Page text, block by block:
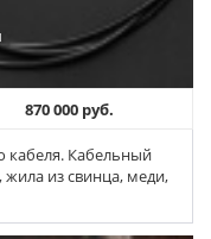
870 000 руб.
Кабельный
из свинца, меди,